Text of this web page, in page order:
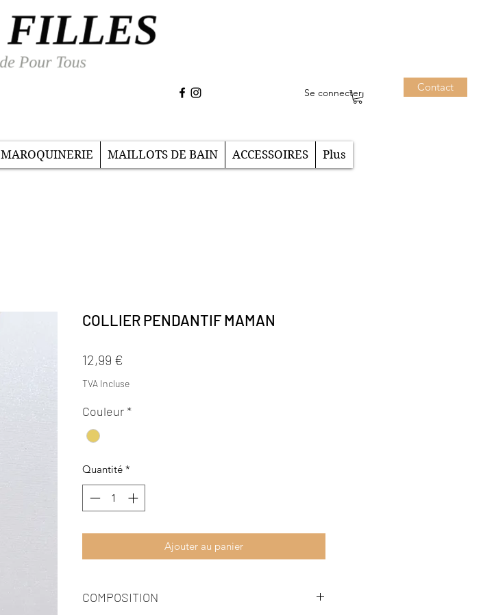
Contact
Se connecter
MAROQUINERIE MAILLOTS DE BAIN ACCESSOIRES Plus
COLLIER PENDANTIF MAMAN
12,99 €
TVA Incluse
Couleur*
Quantité *
Ajouter au panier
COMPOSITION